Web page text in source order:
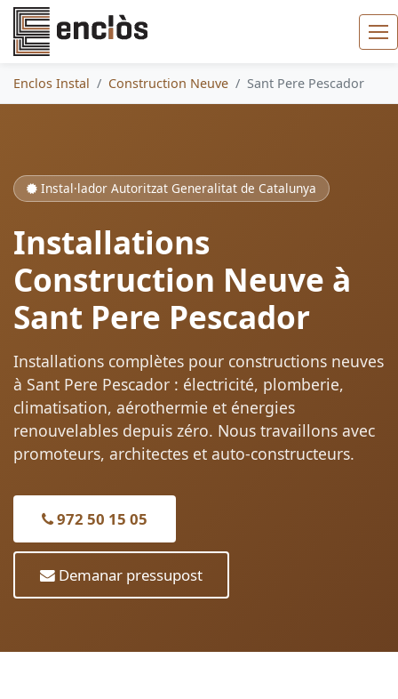
Enclos Instal Construction Neuve Sant Pere Pescador
Instal·lador Autoritzat Generalitat de Catalunya
Installations
Construction Neuve à
Sant Pere Pescador
Installations complètes pour constructions neuves
à Sant Pere Pescador : électricité, plomberie,
climatisation, aérothermie et énergies
renouvelables depuis zéro. Nous travaillons avec
promoteurs, architectes et auto-constructeurs.
972 50 15 05
Demanar pressupost